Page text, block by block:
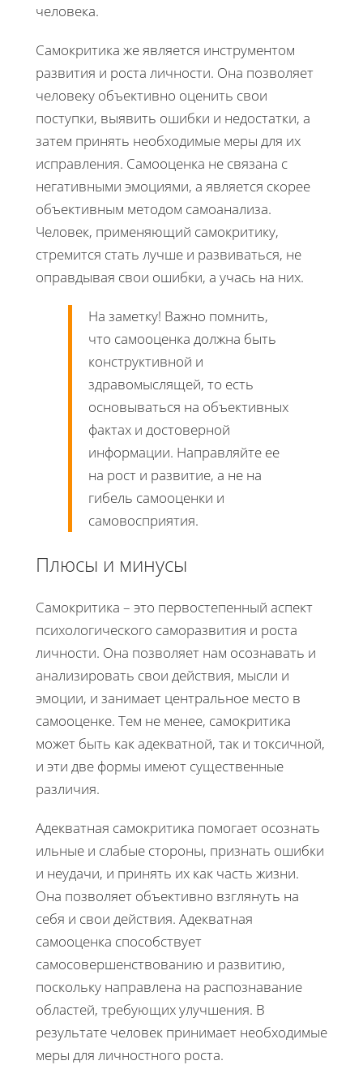
человека.
Самокритика же является инструментом
развития и роста личности. Она позволяет
человеку объективно оценить свои
поступки, выявить ошибки и недостатки, а
затем принять необходимые меры для их
исправления. Самооценка не связана с
негативными эмоциями, а является скорее
объективным методом самоанализа.
Человек, применяющий самокритику,
стремится стать лучше и развиваться, не
оправдывая свои ошибки, а учась на них.
На заметку! Важно помнить,
что самооценка должна быть
конструктивной и
здравомыслящей, то есть
основываться на объективных
фактах и достоверной
информации. Направляйте ее
на рост и развитие, а не на
гибель самооценки и
самовосприятия.
Плюсы и минусы
Самокритика – это первостепенный аспект
психологического саморазвития и роста
личности. Она позволяет нам осознавать и
анализировать свои действия, мысли и
эмоции, и занимает центральное место в
самооценке. Тем не менее, самокритика
может быть как адекватной, так и токсичной,
и эти две формы имеют существенные
различия.
Адекватная самокритика помогает осознать
ильные и слабые стороны, признать ошибки
и неудачи, и принять их как часть жизни.
Она позволяет объективно взглянуть на
себя и свои действия. Адекватная
самооценка способствует
самосовершенствованию и развитию,
поскольку направлена на распознавание
областей, требующих улучшения. В
результате человек принимает необходимые
меры для личностного роста.